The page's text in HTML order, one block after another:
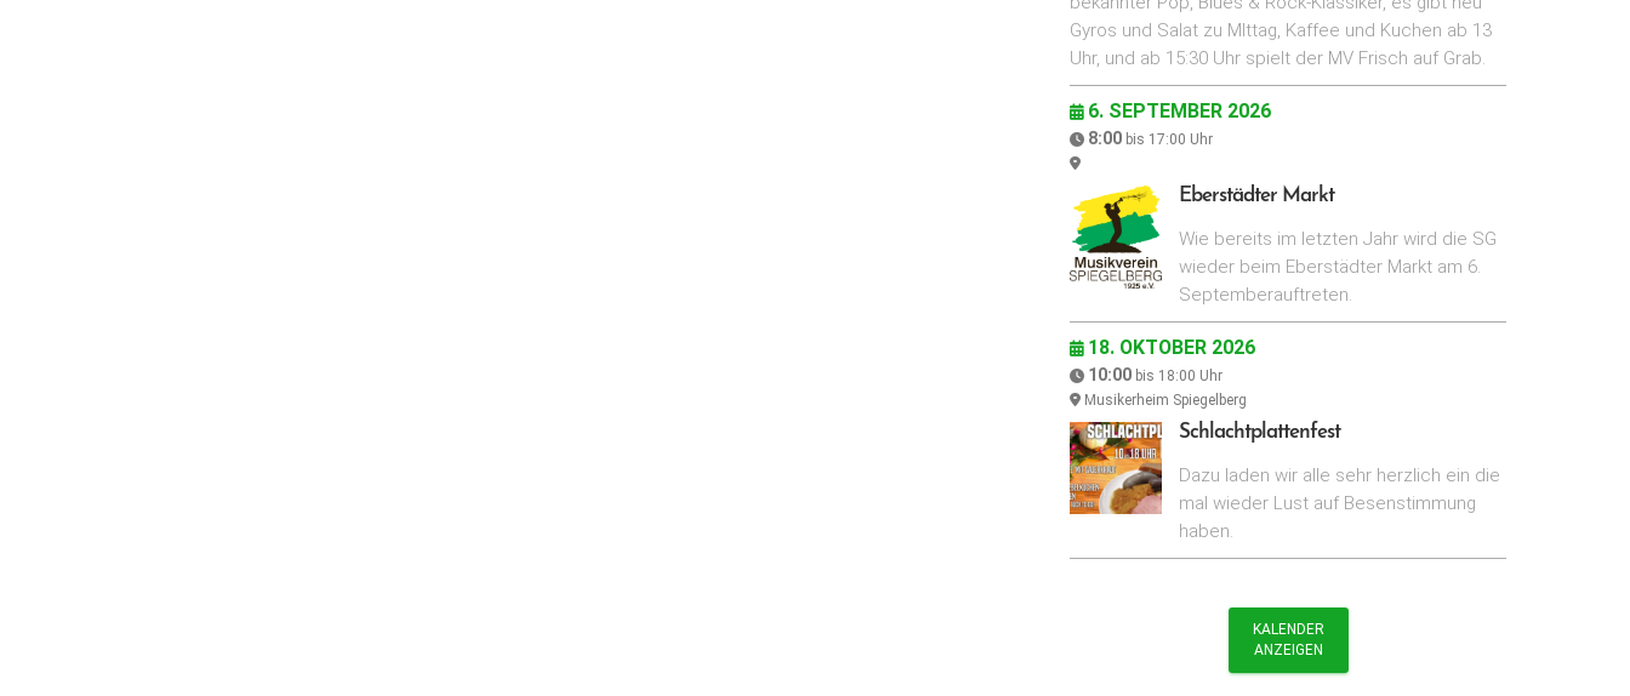
Gyros und Salat zu MIttag, Kaffee und Kuchen ab 13
Uhr, und ab 15:30 Uhr spielt der MV Frisch auf Grab.
6. SEPTEMBER 2026
8:00 bis 17:00 Uhr
Eberstädter Markt
Wie bereits im letzten Jahr wird die SG
wieder beim Eberstädter Markt am 6.
Septemberauftreten.
18. OKTOBER 2026
10:00 bis 18:00 Uhr
Musikerheim Spiegelberg
Schlachtplattenfest
Dazu laden wir alle sehr herzlich ein die
mal wieder Lust auf Besenstimmung
haben.
KALENDER
ANZEIGEN